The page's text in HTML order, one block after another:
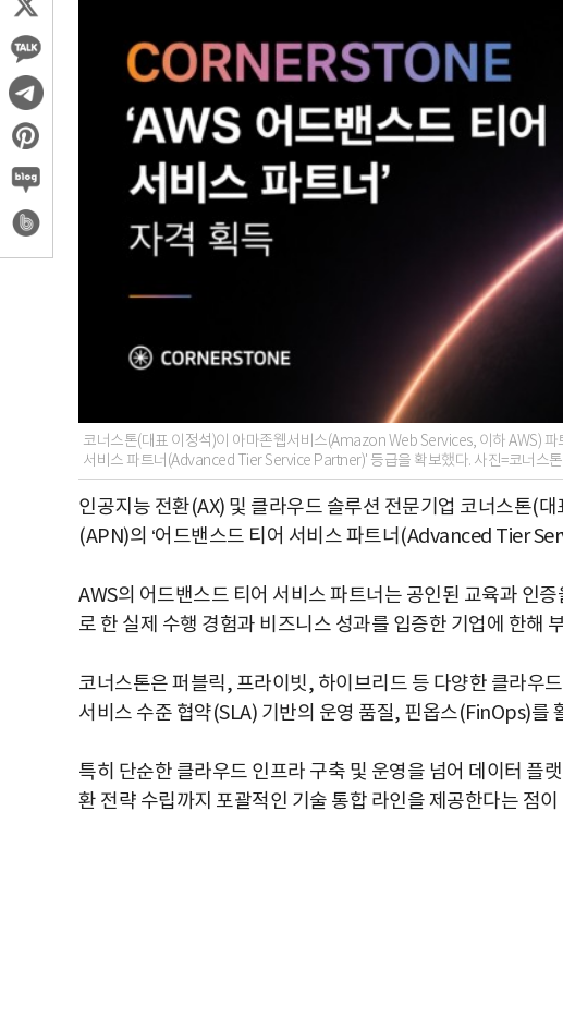
코너스톤(대표 이정석)이 아마존웹서비스(Amazon Web Services, 이하 AWS)
서비스 파트너(Advanced Tier Service Partner)' 등급을 확보했다. 사진=코너스톤
인공지능 전환(AX) 및 클라우드 솔루션 전문기업 코너스톤(
(APN)의 ‘어드밴스드 티어 서비스 파트너(Advanced Tier
AWS의 어드밴스드 티어 서비스 파트너는 공인된 교육과 인
로 한 실제 수행 경험과 비즈니스 성과를 입증한 기업에 한해
코너스톤은 퍼블릭, 프라이빗, 하이브리드 등 다양한 클라우
서비스 수준 협약(SLA) 기반의 운영 품질, 핀옵스(FinOps)를
특히 단순한 클라우드 인프라 구축 및 운영을 넘어 데이터 플
환 전략 수립까지 포괄적인 기술 통합 라인을 제공한다는 점